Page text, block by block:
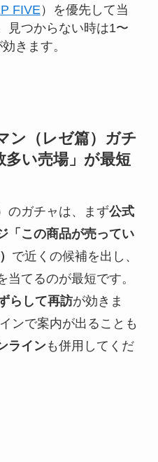
FIVE）を優先して当
見つからない時は1〜
きます。
ン（レゼ篇）ガチ
い売場」が最短
のガチャは、まず公式
「この商品が売ってい
で近くの候補を出し、
当てるのが最短です。
らして再訪が効きま
ンで案内が出ることも
ラインも併用してくだ